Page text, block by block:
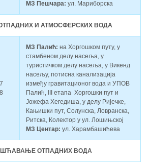
МЗ Пешчара: ул. Мариборска
И АТМОСФЕРСКИХ ВОДА
7
8
МЗ Палић: на Хоргошком путу, у
стамбеном делу насеља, у
туристичком делу насеља, у Викенд
насељу, потисна канализација
између гравитационог вода и УПОВ
Палић, III етапа Хоргошки пут и
Јожефа Хегедиша, у делу Ријечке,
Кањишки пут, Солунска, Ловранска,
Ритска, Колектор у ул. Лошињској
МЗ Центар: ул. Харамбашићева
ОТПАДНИХ ВОДА